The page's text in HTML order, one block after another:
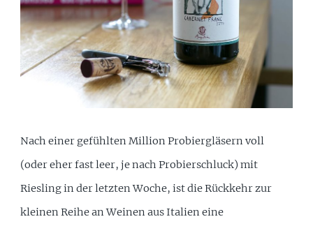
Nach einer gefühlten Million Probiergläsern voll
(oder eher fast leer, je nach Probierschluck) mit
Riesling in der letzten Woche, ist die Rückkehr zur
kleinen Reihe an Weinen aus Italien eine